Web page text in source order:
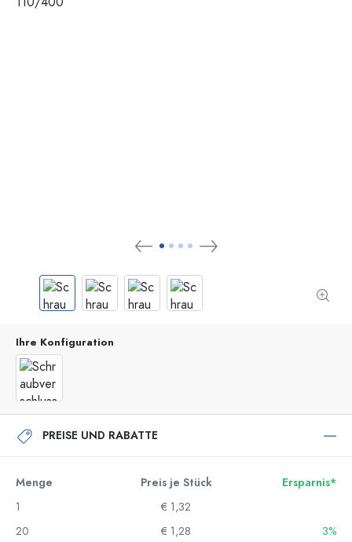
Ihre Konfiguration
PREISE UND RABATTE
Menge Preis je Stück
Ersparnis*
1
€ 1,32
20
€ 1,28
3%